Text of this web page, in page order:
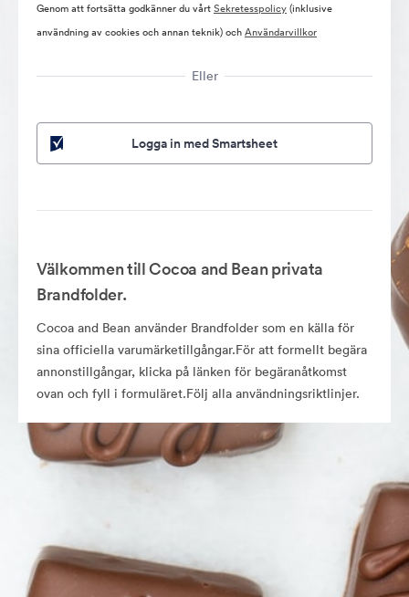
Genom att fortsätta godkänner du vårtSekretesspolicy(inklusive
användning av cookies och annan teknik) ochAnvändarvillkor
Eller
Logga in med Smartsheet
Välkommen till Cocoa and Bean privata
Brandfolder.
Cocoa and Bean använder Brandfolder som en källa för
sina officiella varumärketillgångar.För att formellt begära
annonstillgångar, klicka på länken för begäranåtkomst
ovan och fyll i formuläret.Följ alla användningsriktlinjer.